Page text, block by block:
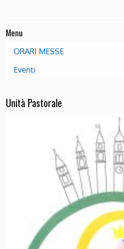
Menu
ORARI MESSE
Eventi
Unità Pastorale